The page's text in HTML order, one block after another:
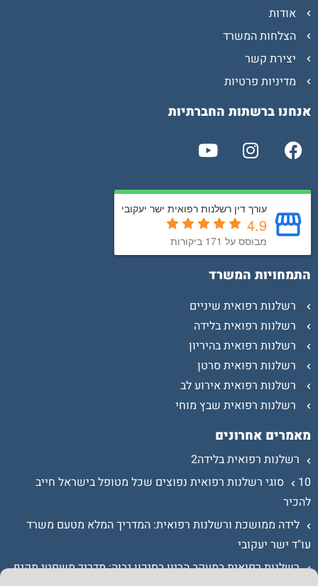
אודות
הצלחות המשרד
יצירת קשר
מדיניות פרטיות
אנחנו ברשתות החברתיות
עורך דין רשלנות רפואית ישר יעקובי
4.9
מבוסס על 171 ביקורות
התמחויות המשרד
רשלנות רפואית שיניים
רשלנות רפואית בלידה
רשלנות רפואית בהיריון
רשלנות רפואית סרטן
רשלנות רפואית אירוע לב
רשלנות רפואית שבץ מוחי
מאמרים אחרונים
רשלנות רפואית בלידה2
10 סוגי רשלנות רפואית נפוצים שכל מטופל בישראל חייב
להכיר
לידה ממושכת ורשלנות רפואית: המדריך המלא מטעם משרד
עו"ד ישר יעקובי
רשלנות רפואית במעקב הריון בסיכון גבוה: מדריך משפטי מקיף